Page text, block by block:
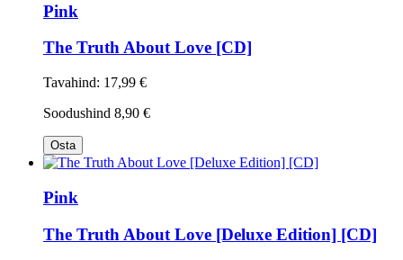
Pink
The Truth About Love [CD]
Tavahind: 17,99 €
Soodushind 8,90 €
Osta
Pink
The Truth About Love [Deluxe Edition] [CD]